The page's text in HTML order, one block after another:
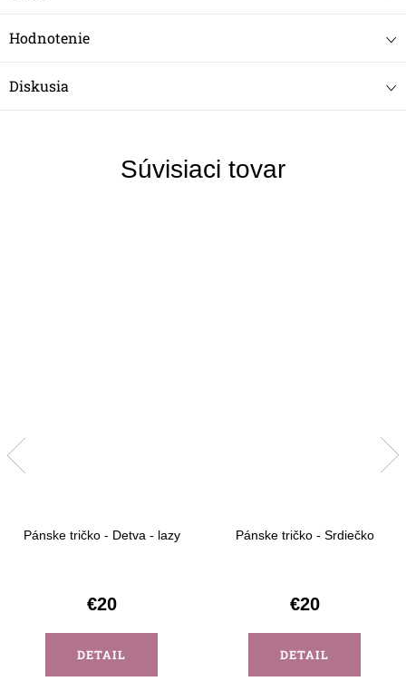
Hodnotenie
Diskusia
Súvisiaci tovar
Pánske tričko - Detva - lazy
€20
DETAIL
Pánske tričko - Srdiečko
€20
DETAIL